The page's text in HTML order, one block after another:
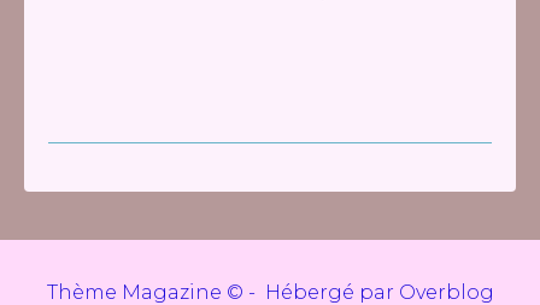
Thème Magazine © - Hébergé par Overblog